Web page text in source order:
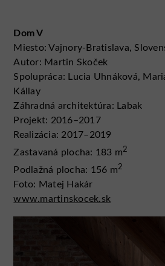
Dom V
Miesto: Vajnory-Bratislava,
Autor: Martin Skoček
Spolupráca: Lucia Uhnáková,
Kállay
Záhradná architektúra: Labak
Projekt: 2016–2017
Realizácia: 2017–2019
Zastavaná plocha: 183 m2
Podlažná plocha: 156 m2
Foto: Matej Hakár
www.martinskocek.sk